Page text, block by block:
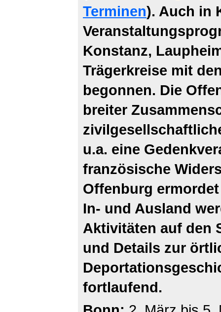
Terminen). Auch in
Konstanz,
Trägerkreise mit
begonnen. Die
breiter
u.a. eine
französische
Offenburg
In- und Ausland
Aktivitäten auf den
und Details zur
fortlaufend.